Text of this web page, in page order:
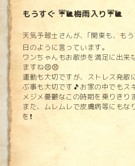
もうすぐ ☔️🐌梅雨入り☔️🐌
天気予報士さんが、｢関東も、もう
日のように言っています。
ワンちゃんもお散歩を満足に出来
ますね😣😣
運動も大切ですが、ストレス発散
ぶ事も大切です🎵お家の中でもス
メジメ憂鬱なこの時期を乗りきり
また、ムレムレで皮膚病等にもな
を❗️